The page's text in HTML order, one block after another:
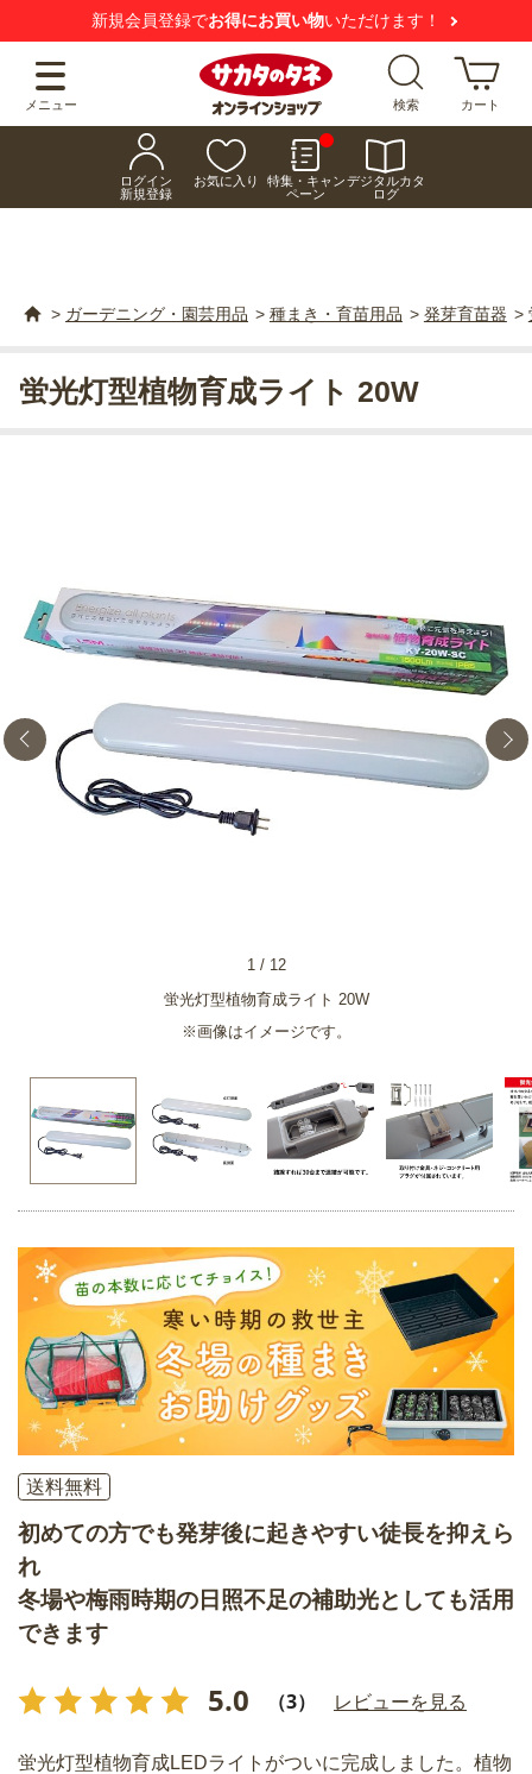
新規会員登録でお得にお買い物いただけます！
メニュー 検索 カート
ログイン
新規登録
お気に入り
特集・キャン
ペーン
デジタルカタ
ログ
> ガーデニング・園芸用品 > 種まき・育苗用品 > 発芽育苗器 >
蛍光灯型植物育成ライト 20W
※画像はイメージです。
1/ 12
蛍光灯型植物育成ライト 20W
送料無料
初めての方でも発芽後に起きやすい徒長を抑えら
れ
冬場や梅雨時期の日照不足の補助光としても活用
できます
5.0 （3） レビューを見る
蛍光灯型植物育成LEDライトがついに完成しました。植物